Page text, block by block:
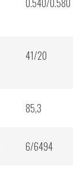
0.540/0.580
41/20
85,3
6/6494